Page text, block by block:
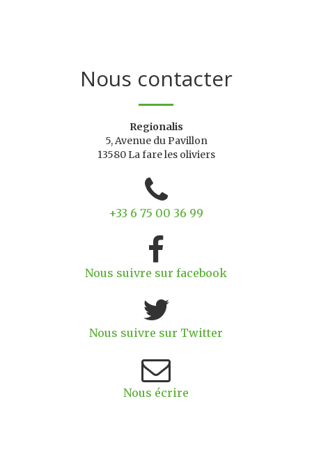
Nous contacter
Regionalis
5, Avenue du Pavillon
13580 La fare les oliviers
+33 6 75 00 36 99
Nous suivre sur facebook
Nous suivre sur Twitter
Nous écrire